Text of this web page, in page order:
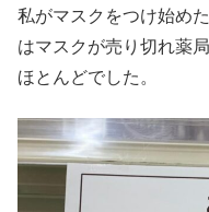
私がマスクをつけ始め
はマスクが売り切れ薬
ほとんどでした。